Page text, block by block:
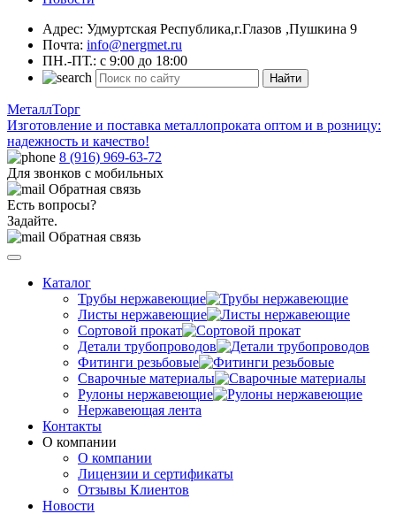
Адрес: Удмуртская Республика,г.Глазов ,Пушкина 9
Почта: info@nergmet.ru
ПН.-ПТ.: с 9:00 до 18:00
Найти
МеталлТорг
Изготовление и поставка металлопроката оптом и в розницу:
надежность и качество!
8 (916) 969-63-72
Для звонков с мобильных
Обратная связь
Есть вопросы?
Задайте.
Обратная связь
Каталог
Трубы нержавеющие
Листы нержавеющие
Сортовой прокат
Детали трубопроводов
Фитинги резьбовые
Сварочные материалы
Рулоны нержавеющие
Нержавеющая лента
Контакты
О компании
О компании
Лицензии и сертификаты
Отзывы Клиентов
Новости